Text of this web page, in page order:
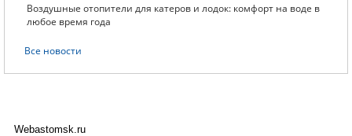
Воздушные отопители для катеров и лодок: комфорт на воде в
любое время года
Все новости
Webastomsk.ru